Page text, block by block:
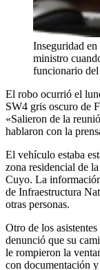
Inseguridad
ministro
funcionario
El robo ocurrió el
SW4 gris oscuro de
«Salieron de la
hablaron con la
El vehículo estaba
zona residencial de
Cuyo. La
de Infraestructura
otras personas.
Otro de los
denunció que su
le rompieron la
con documentación